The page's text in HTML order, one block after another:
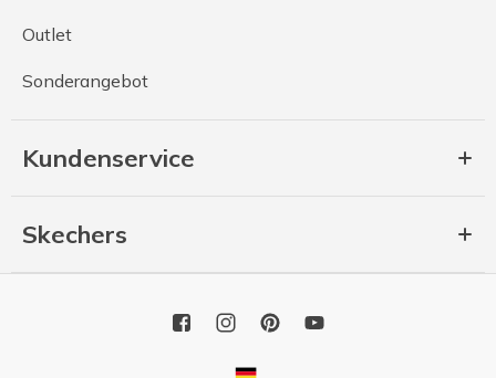
Outlet
Sonderangebot
Kundenservice
Skechers